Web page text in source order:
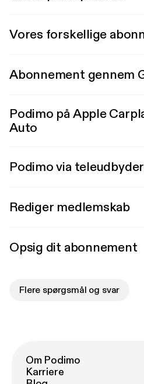
Vores forskellige
Abonnement gennem
Podimo på Apple
Auto
Podimo via teleudbyder
Rediger medlemskab
Opsig dit abonnement
Flere spørgsmål og svar
Om Podimo
Karriere